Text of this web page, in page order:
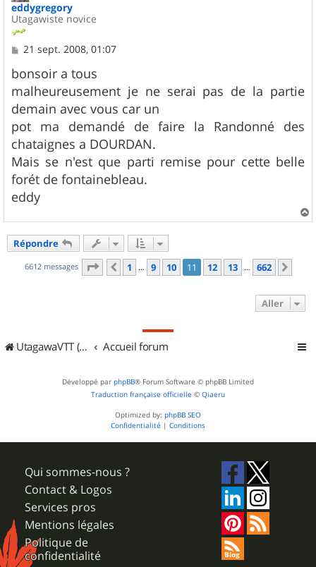
eddygregory
Utagawiste novice
M
s
s
a
g
e
21 sept. 2008, 01:07
bonsoir a tous
malheureusement je ne serai pas de la partie
demain avec vous car un
pot ma demandé de faire la Randonné des
chataignes a DOURDAN.
Mais se n'est que parti remise pour cette belle
forét de fontainebleau.
eddy
a
Répondre
6612 messages Page 11 sur662
Précédent
1 … 9 10 11 12 13 … 662
Aller
UtagawaVTT (Randos VTT et VTTAE avec traces GPS) Accueil forum
Développé par phpBB® Forum Software © phpBB Limited
Traduction française officielle © Qiaeru
Optimized by: phpBB SEO
Confidentialité | Conditions
Qui sommes-nous ?
Contact & Logos
Services pros
Mentions légales
Politique de
confidentialité